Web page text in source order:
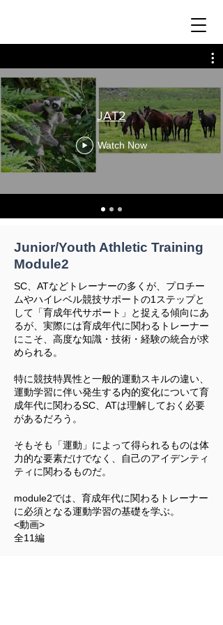
JAT2
Watch Now
Junior/Youth Athletic Training
​Module2
SC、ATなどトレーナーの多くが、プロチー
ムやハイレベル競技サポートの1ステップと
して「育成年代サポート」と捉える傾向にあ
るが、実際には育成年代に関わるトレーナー
にこそ、高度な知識・技術・経験の統合が求
められる。
特に競技特異性と一般的運動スキルの違い、
運動学習に伴い発生する内的変化について育
成年代に関わるSC、ATは理解しておく必要
があるだろう。
そもそも「運動 」によって得られるものは体
力的な要素だけでなく、自己のアイデンティ
ティに関わるものだ。
module2では、育成年代に関わるトレーナー
に必須となる運動学習の基礎を学ぶ。
<動画>
全11編